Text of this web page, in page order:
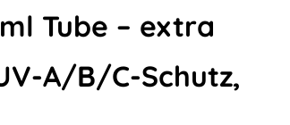
Tube – extra
A/B/C-Schutz,